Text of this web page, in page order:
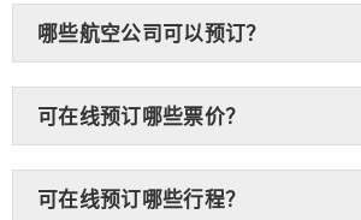
哪些航空公司可以预订？
可在线预订哪些票价？
可在线预订哪些行程？